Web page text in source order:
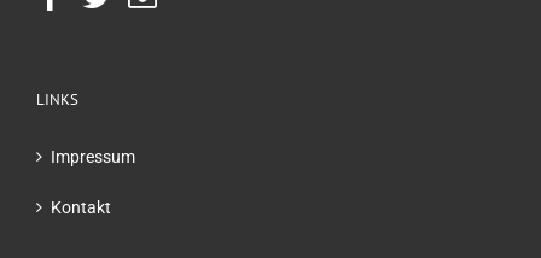
LINKS
Impressum
Kontakt